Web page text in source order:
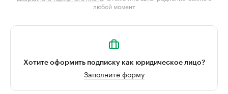
любой момент
Хотите оформить подписку как юридическое лицо?
Заполните форму